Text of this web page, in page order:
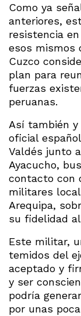
Como ya
anteriores,
resistencia
esos mismos
Cuzco
plan para
fuerzas
peruanas.
Así también
oficial
Valdés junto
Ayacucho,
contacto con
militares
Arequipa,
su fidelidad al
Este militar,
temidos del
aceptado y
y ser
podría
por unas